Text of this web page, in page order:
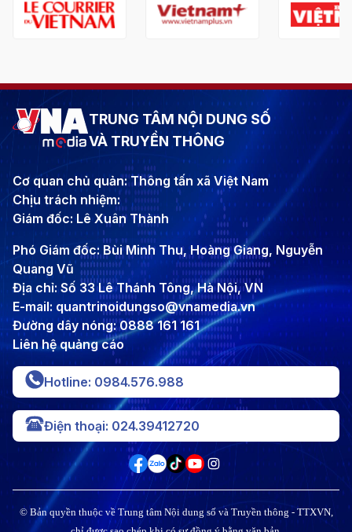
TRUNG TÂM NỘI DUNG SỐ
VÀ TRUYỀN THÔNG
Cơ quan chủ quản: Thông tấn xã Việt Nam
Chịu trách nhiệm:
Giám đốc: Lê Xuân Thành
Phó Giám đốc: Bùi Minh Thu, Hoàng Giang, Nguyễn
Quang Vũ
Địa chỉ: Số 33 Lê Thánh Tông, Hà Nội, VN
E-mail: quantrinoidungso@vnamedia.vn
Đường dây nóng: 0888 161 161
Liên hệ quảng cáo
Hotline: 0984.576.988
Điện thoại: 024.39412720
© Bản quyền thuộc về Trung tâm Nội dung số và Truyền thông - TTXVN,